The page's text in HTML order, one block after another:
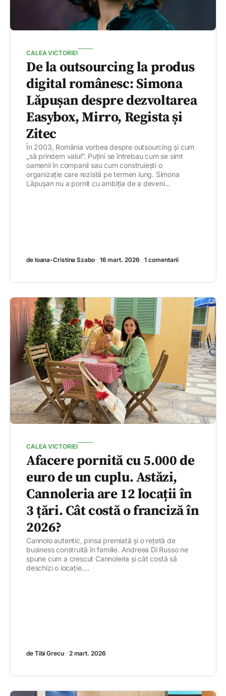
CALEA VICTORIEI
De la outsourcing la produs
digital românesc: Simona
Lăpușan despre dezvoltarea
Easybox, Mirro, Regista și
Zitec
În 2003, România vorbea despre outsourcing și cum
„să prindem valul”. Puțini se întrebau cum se simt
oamenii în companii sau cum construiești o
organizație care rezistă pe termen lung. Simona
Lăpușan nu a pornit cu ambiția de a deveni...
de Ioana-Cristina Szabo 16 mart. 2026 1 comentarii
CALEA VICTORIEI
Afacere pornită cu 5.000 de
euro de un cuplu. Astăzi,
Cannoleria are 12 locații în
3 țări. Cât costă o franciză în
2026?
Cannolo autentic, pinsa premiată și o rețetă de
business construită în familie. Andreea Di Russo ne
spune cum a crescut Cannoleria și cât costă să
deschizi o locație....
de Tibi Grecu 2 mart. 2026